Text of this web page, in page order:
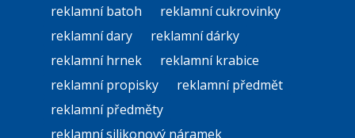
reklamní batoh
reklamní cukrovinky
reklamní dary
reklamní dárky
reklamní hrnek
reklamní krabice
reklamní propisky
reklamní předmět
reklamní předměty
reklamní silikonový náramek